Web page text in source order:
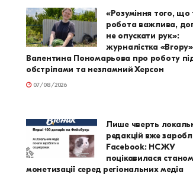
«Розуміння того, що
робота важлива,
не опускати рук»:
журналістка «Вгору»
Валентина Пономарьова про роботу
обстрілами та незламний Херсон
07/08/2026
Лише чверть
редакцій вже
Facebook: НСЖУ
поцікавилася
монетизації серед регіональних медіа